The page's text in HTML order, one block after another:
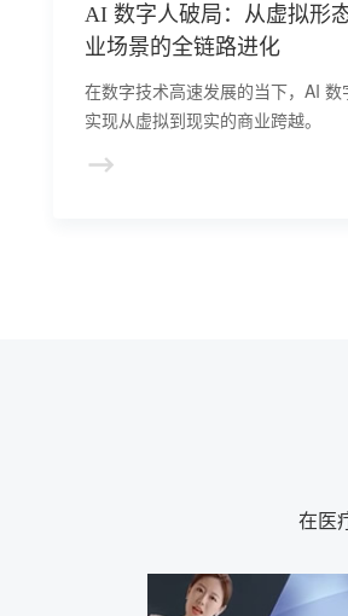
AI 数字人破局：从虚拟形
业场景的全链路进化
在数字技术高速发展的当下，AI 数
实现从虚拟到现实的商业跨越。
在医